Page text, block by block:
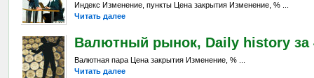
Индекс Изменение, пункты Цена закрытия Изменение, % ...
Читать далее
Валютный рынок, Daily history за
Валютная пара Цена закрытия Изменение, % ...
Читать далее